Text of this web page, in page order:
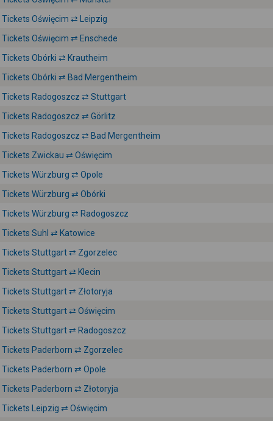
Tickets Oświęcim ⇄ Leipzig
Tickets Oświęcim ⇄ Enschede
Tickets Obórki ⇄ Krautheim
Tickets Obórki ⇄ Bad Mergentheim
Tickets Radogoszcz ⇄ Stuttgart
Tickets Radogoszcz ⇄ Görlitz
Tickets Radogoszcz ⇄ Bad Mergentheim
Tickets Zwickau ⇄ Oświęcim
Tickets Würzburg ⇄ Opole
Tickets Würzburg ⇄ Obórki
Tickets Würzburg ⇄ Radogoszcz
Tickets Suhl ⇄ Katowice
Tickets Stuttgart ⇄ Zgorzelec
Tickets Stuttgart ⇄ Klecin
Tickets Stuttgart ⇄ Złotoryja
Tickets Stuttgart ⇄ Oświęcim
Tickets Stuttgart ⇄ Radogoszcz
Tickets Paderborn ⇄ Zgorzelec
Tickets Paderborn ⇄ Opole
Tickets Paderborn ⇄ Złotoryja
Tickets Leipzig ⇄ Oświęcim